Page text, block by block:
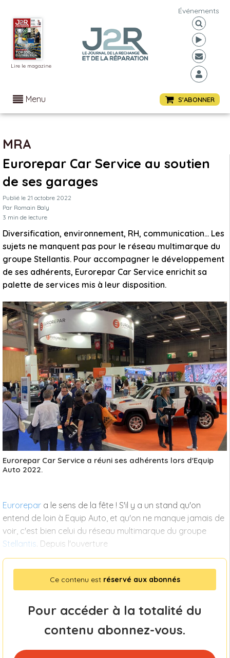
Lire le magazine
Événements
Menu S'ABONNER
MRA
Eurorepar Car Service au soutien
de ses garages
Publié le 21 octobre 2022
Par Romain Baly
3 min de lecture
Diversification, environnement, RH, communication… Les
sujets ne manquent pas pour le réseau multimarque du
groupe Stellantis. Pour accompagner le développement
de ses adhérents, Eurorepar Car Service enrichit sa
palette de services mis à leur disposition.
Eurorepar Car Service a réuni ses adhérents lors d'Equip
Auto 2022.
Eurorepar a le sens de la fête ! S'il y a un stand qu'on
entend de loin à Equip Auto, et qu'on ne manque jamais de
voir, c'est bien celui du réseau multimarque du groupe
Stellantis. Depuis l'ouverture
Ce contenu est réservé aux abonnés
Pour accéder à la totalité du
contenu abonnez-vous.